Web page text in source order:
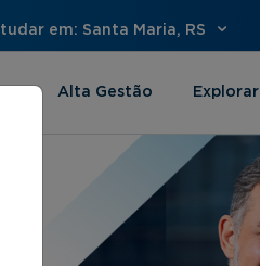
em: Santa Maria, RS
Alta Gestão Explorar